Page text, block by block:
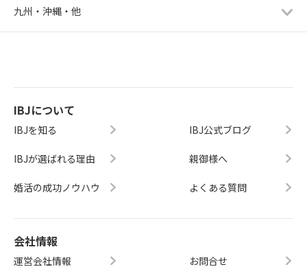
九州・沖縄・他
IBJについて
IBJを知る
IBJが選ばれる理由
婚活の成功ノウハウ
IBJ公式ブログ
親御様へ
よくある質問
会社情報
運営会社情報 お問合せ